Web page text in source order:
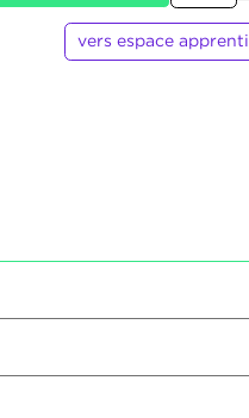
vers espace apprenti